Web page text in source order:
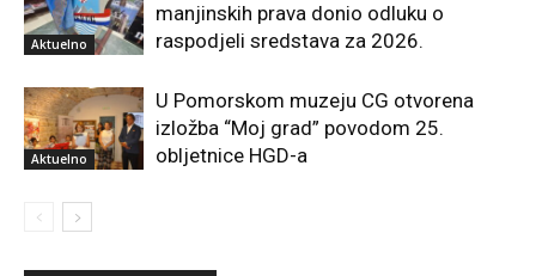
Aktuelno
manjinskih prava donio odluku o
raspodjeli sredstava za 2026.
Aktuelno
U Pomorskom muzeju CG otvorena
izložba “Moj grad” povodom 25.
obljetnice HGD-a